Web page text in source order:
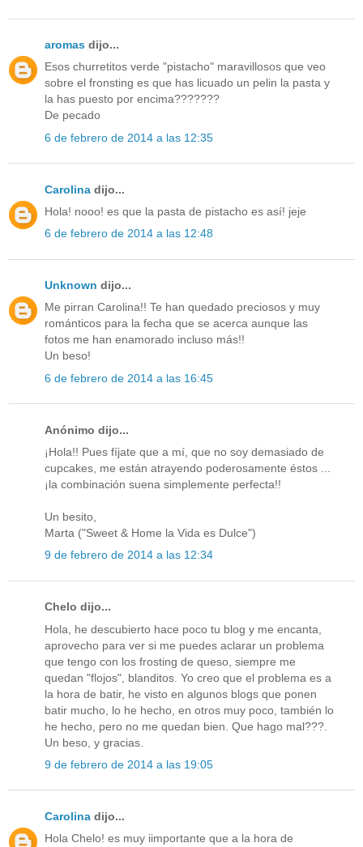
aromas dijo...
Esos churretitos verde "pistacho" maravillosos que veo
sobre el fronsting es que has licuado un pelin la pasta y
la has puesto por encima???????
De pecado
6 de febrero de 2014 a las 12:35
Carolina dijo...
Hola! nooo! es que la pasta de pistacho es así! jeje
6 de febrero de 2014 a las 12:48
Unknown dijo...
Me pirran Carolina!! Te han quedado preciosos y muy
románticos para la fecha que se acerca aunque las
fotos me han enamorado incluso más!!
Un beso!
6 de febrero de 2014 a las 16:45
Anónimo dijo...
¡Hola!! Pues fíjate que a mí, que no soy demasiado de
cupcakes, me están atrayendo poderosamente éstos ...
¡la combinación suena simplemente perfecta!!
Un besito,
Marta ("Sweet & Home la Vida es Dulce")
9 de febrero de 2014 a las 12:34
Chelo dijo...
Hola, he descubierto hace poco tu blog y me encanta,
aprovecho para ver si me puedes aclarar un problema
que tengo con los frosting de queso, siempre me
quedan "flojos", blanditos. Yo creo que el problema es a
la hora de batir, he visto en algunos blogs que ponen
batir mucho, lo he hecho, en otros muy poco, también lo
he hecho, pero no me quedan bien. Que hago mal???.
Un beso, y gracias.
9 de febrero de 2014 a las 19:05
Carolina dijo...
Hola Chelo! es muy iimportante que a la hora de